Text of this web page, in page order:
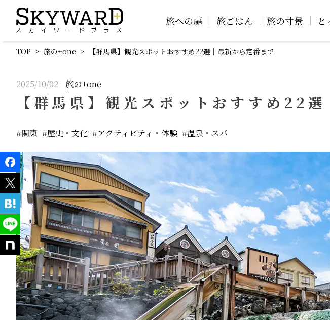
旅への扉 旅ごはん 旅の寸景
TOP 旅の+one 【群馬県】観光スポットおすすめ22選｜最新から定番まで
2025/10/02 旅の+one
【群馬県】観光スポットおすすめ22
関東 歴史・文化 アクティビティ・体験 温泉・スパ